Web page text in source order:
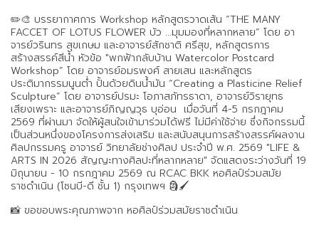
✏️🎨 บรรยากาศการ Workshop หลักสูตรวาดเส้น “THE MANY
FACCET OF LOTUS FLOWER บัว ...มุมมองที่หลากหลาย” โดย อา
จารย์วรินทร สุขเกษม และอาจารย์สักชาติ ศรีสุข, หลักสูตรการ
สร้างสรรค์สีน้ำ หัวข้อ "พกฟ้ากลับบ้าน Watercolor Postcard
Workshop” โดย อาจารย์อมรพงศ์ สายเสน และหลักสูตร
ประติมากรรมนูนต่ำ ปั้นด้วยดินน้ำมัน “Creating a Plasticine Relief
Sculpture” โดย อาจารย์ปรมะ โอภาสภัทรธาดา, อาจารย์วิรายุทธ
เสียงเพราะ และอาจารย์ภิญญวุธ บุอ่อน เมื่อวันที่ 4-5 กรกฎาคม
2569 ที่ผ่านมา จัดให้ผู้สนใจเข้ามาร่วมได้ฟรี ไม่มีค่าใช้จ่าย ซึ่งกิจกรรมนี้
เป็นส่วนหนึ่งของโครงการส่งเสริม และสนับสนุนการสร้างสรรค์ผลงาน
ศิลปกรรมครู อาจารย์ วิทยาลัยช่างศิลป ประจำปี พ.ศ. 2569 "LIFE &
ARTS IN 2026 สัญญะทางศิลปะที่หลากหลาย" จัดแสดงระว่างวันที่ 19
มิถุนายน - 10 กรกฎาคม 2569 ณ RCAC BKK หอศิลป์ร่วมสมัย
ราชดำเนิน (โซนบี-ดี ชั้น 1) กรุงเทพฯ 🗿🖌️
📸 ขอขอบพระคุณภาพจาก หอศิลป์ร่วมสมัยราชดำเนิน